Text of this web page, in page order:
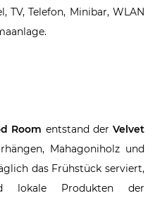
TV, Telefon, Minibar, WLAN
Room entstand der Velvet
Mahagoniholz und
das Frühstück serviert,
lokale Produkten der